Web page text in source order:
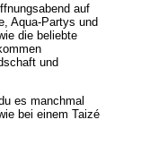
auf
Aqua-Partys und
die beliebte
und
es manchmal
bei einem Taizé